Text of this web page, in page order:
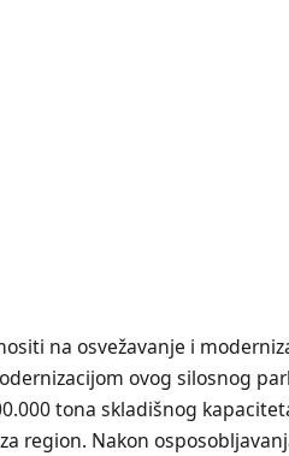
na osvežavanje i
ovog silosnog
tona skladišnog
region. Nakon